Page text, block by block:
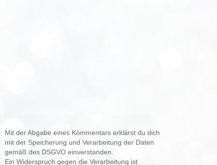
Mit der Abgabe eines Kommentars erklärst du dich
mit der Speicherung und Verarbeitung der Daten
gemäß des DSGVO einverstanden.
Ein Widerspruch gegen die Verarbeitung ist